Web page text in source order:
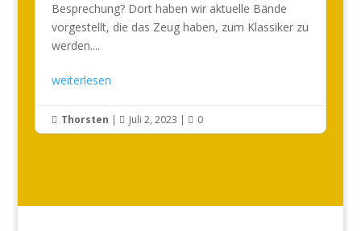
Besprechung? Dort haben wir aktuelle Bände
vorgestellt, die das Zeug haben, zum Klassiker zu
werden....
weiterlesen
 Thorsten |  Juli 2, 2023 |  0